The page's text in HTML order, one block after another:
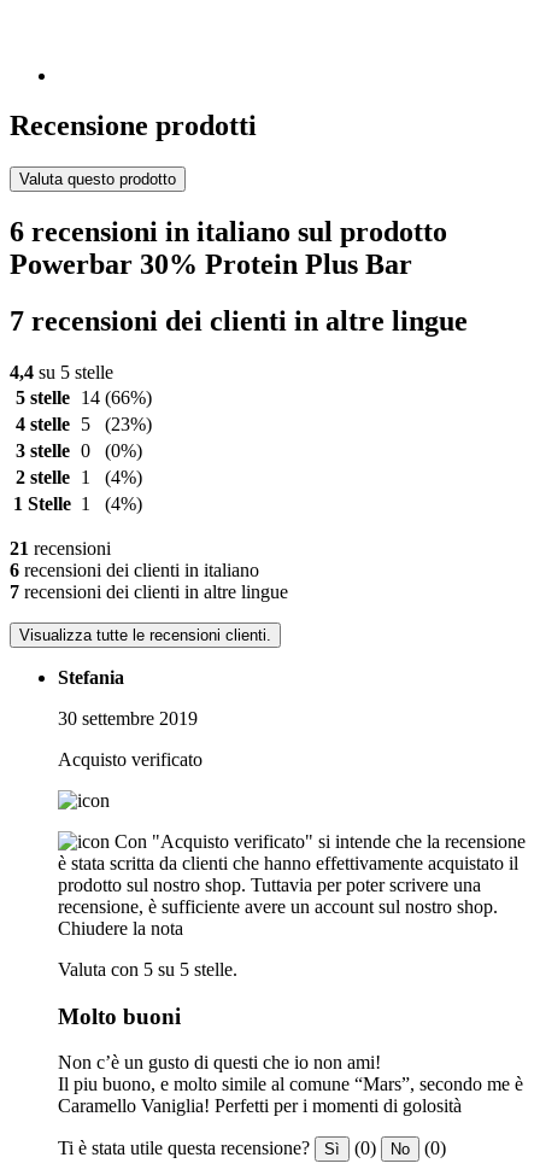
Recensione prodotti
Valuta questo prodotto
6 recensioni in italiano sul prodotto
Powerbar 30% Protein Plus Bar
7 recensioni dei clienti in altre lingue
4,4 su 5 stelle
5 stelle
14 (66%)
4 stelle
5
(23%)
3 stelle 0
(0%)
2 stelle
1
(4%)
1 Stelle 1 (4%)
21 recensioni
6 recensioni dei clienti in italiano
7 recensioni dei clienti in altre lingue
Visualizza tutte le recensioni clienti.
Stefania
30 settembre 2019
Acquisto verificato
Con "Acquisto verificato" si intende che la recensione
è stata scritta da clienti che hanno effettivamente acquistato il
prodotto sul nostro shop. Tuttavia per poter scrivere una
recensione, è sufficiente avere un account sul nostro shop.
Chiudere la nota
Valuta con 5 su 5 stelle.
Molto buoni
Non c’è un gusto di questi che io non ami!
Il piu buono, e molto simile al comune “Mars”, secondo me è
Caramello Vaniglia! Perfetti per i momenti di golosità
Ti è stata utile questa recensione? Sì (0) No (0)